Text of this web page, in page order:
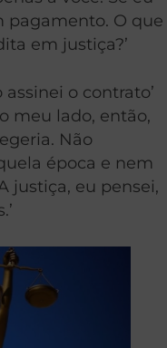
pagamento. O que
em justiça?’
o contrato’
meu lado, então,
Não
época e nem
justiça, eu pensei,